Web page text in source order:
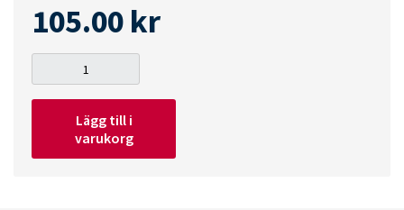
105.00 kr
Bacopa
caroliniana
quantityLägg till i
varukorg